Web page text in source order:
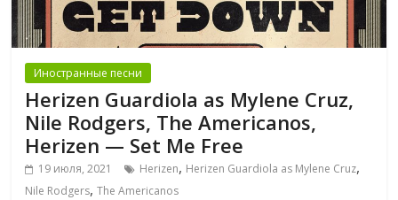
Иностранные песни
Herizen Guardiola as Mylene Cruz,
Nile Rodgers, The Americanos,
Herizen — Set Me Free
19 июля, 2021 Herizen, Herizen Guardiola as Mylene Cruz,
Nile Rodgers,The Americanos